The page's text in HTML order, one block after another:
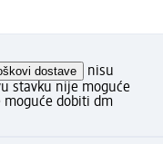
dostave
nisu
stavku nije moguće
moguće dobiti dm